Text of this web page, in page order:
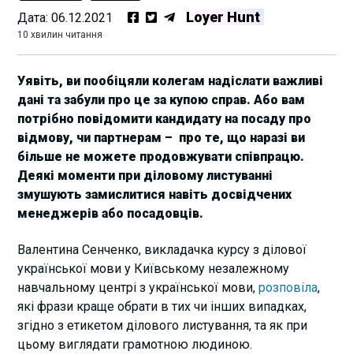
Дата:06.12.2021 Loyer Hunt
10 хвилин читання
Уявіть, ви пообіцяли колегам надіслати важливі
дані та забули про це за купою справ. Або вам
потрібно повідомити кандидату на посаду про
відмову, чи партнерам – про те, що наразі ви
більше не можете продовжувати співпрацю.
Деякі моменти при діловому листуванні
змушують замислитися навіть досвідчених
менеджерів або посадовців.
Валентина Сенченко, викладачка курсу з ділової
української мови у Київському незалежному
навчальному центрі з української мови,розповіла,
які фрази краще обрати в тих чи інших випадках,
згідно з етикетом ділового листування, та як при
цьому виглядати грамотною людиною.